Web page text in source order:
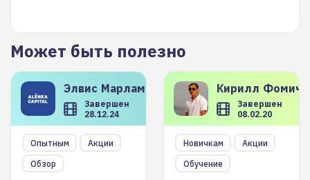
Может быть полезно
Элвис Марламов
Завершен
28.12.24
Опытным
Акции
Обзор
Кирилл
Завершен
08.02.20
Новичкам
Акции
Обучение